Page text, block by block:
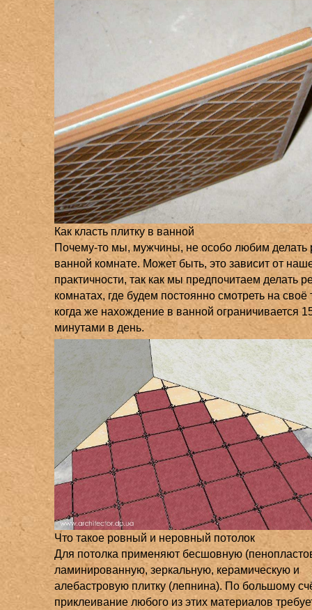
Как класть плитку в ванной
Почему-то мы, мужчины, не особо любим делать
ванной комнате. Может быть, это зависит от
практичности, так как мы предпочитаем делать
комнатах, где будем постоянно смотреть на своё
когда же нахождение в ванной ограничивается
минутами в день.
Что такое ровный и неровный потолок
Для потолка применяют бесшовную
ламинированную, зеркальную, керамическую и
алебастровую плитку (лепнина). По большому
приклеивание любого из этих материалов